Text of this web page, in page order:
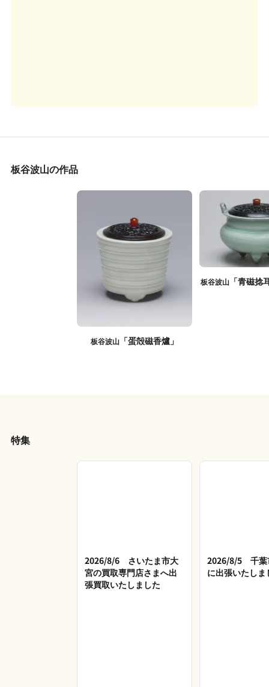
板谷波山の作品
板谷波山 「蛋殻磁香爐」
板谷波山 「青磁捻
特集
2026/8/6 さいたま市大
宮の買取専門店さまへ出
張買取いたしました
2026/8/5 千葉
に出張いたしま